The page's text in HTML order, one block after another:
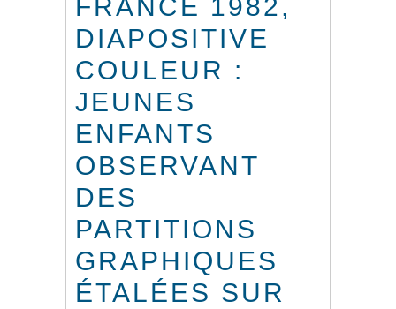
FRANCE 1982,
DIAPOSITIVE
COULEUR :
JEUNES
ENFANTS
OBSERVANT
DES
PARTITIONS
GRAPHIQUES
ÉTALÉES SUR